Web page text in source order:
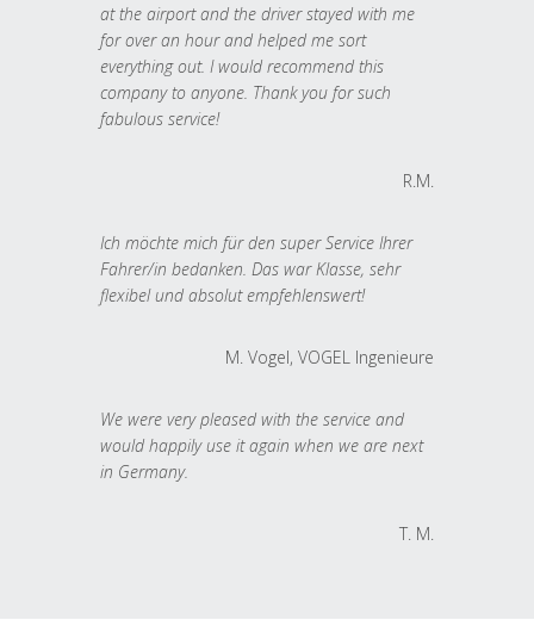
at the airport and the driver stayed with me
for over an hour and helped me sort
everything out. I would recommend this
company to anyone. Thank you for such
fabulous service!
R.M.
Ich möchte mich für den super Service Ihrer
Fahrer/in bedanken. Das war Klasse, sehr
flexibel und absolut empfehlenswert!
M. Vogel, VOGEL Ingenieure
We were very pleased with the service and
would happily use it again when we are next
in Germany.
T. M.